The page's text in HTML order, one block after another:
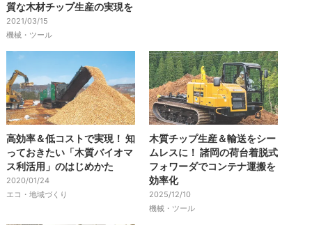
質な木材チップ生産の実現を
2021/03/15
機械・ツール
高効率＆低コストで実現！ 知
っておきたい「木質バイオマ
ス利活用」のはじめかた
2020/01/24
エコ・地域づくり
木質チップ生産＆輸送をシー
ムレスに！ 諸岡の荷台着脱式
フォワーダでコンテナ運搬を
効率化
2025/12/10
機械・ツール